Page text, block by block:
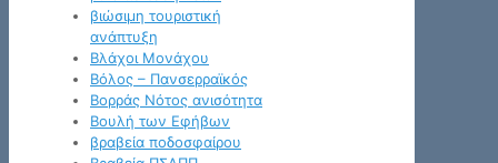
βιώσιμη τουριστική
ανάπτυξη
Βλάχοι Μονάχου
Βόλος – Πανσερραϊκός
Βορράς Νότος ανισότητα
Βουλή των Εφήβων
βραβεία ποδοσφαίρου